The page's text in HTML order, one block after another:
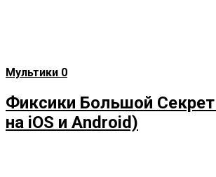
Мультики 0
Фиксики Большой Секрет
на iOS и Android)